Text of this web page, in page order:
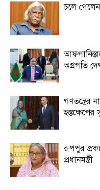
চলে
অগ্রগতি
গণতন্ত্রের
রূপপুর
প্রধানমন্ত্রী